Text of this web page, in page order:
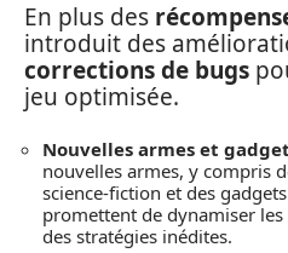
En plus des
introduit des
corrections de bugs
jeu optimisée.
Nouvelles armes et
nouvelles armes, y compris
science-fiction et des
promettent de dynamiser
des stratégies inédites.